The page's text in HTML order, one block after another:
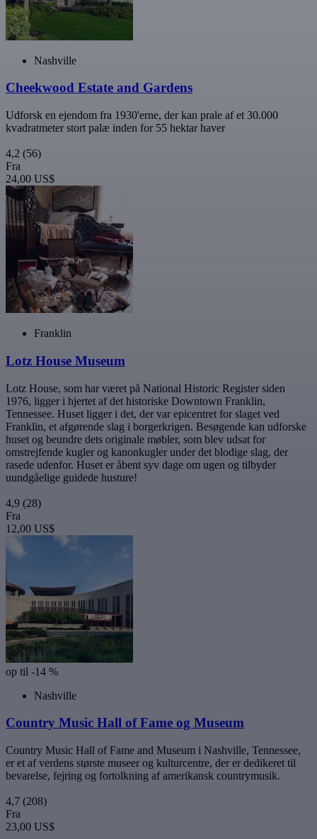
Nashville
Cheekwood Estate and Gardens
Udforsk en ejendom fra 1930'erne, der kan prale af et 30.000
kvadratmeter stort palæ inden for 55 hektar haver
4,2 (56)
Fra
24,00 US$
Franklin
Lotz House Museum
Lotz House, som har været på National Historic Register siden
1976, ligger i hjertet af det historiske Downtown Franklin,
Tennessee. Huset ligger i det, der var epicentret for slaget ved
Franklin, et afgørende slag i borgerkrigen. Besøgende kan udforske
huset og beundre dets originale møbler, som blev udsat for
omstrejfende kugler og kanonkugler under det blodige slag, der
rasede udenfor. Huset er åbent syv dage om ugen og tilbyder
uundgåelige guidede husture!
4,9 (28)
Fra
12,00 US$
op til -14 %
Nashville
Country Music Hall of Fame og Museum
Country Music Hall of Fame and Museum i Nashville, Tennessee,
er et af verdens største museer og kulturcentre, der er dedikeret til
bevarelse, fejring og fortolkning af amerikansk countrymusik.
4,7 (208)
Fra
23,00 US$